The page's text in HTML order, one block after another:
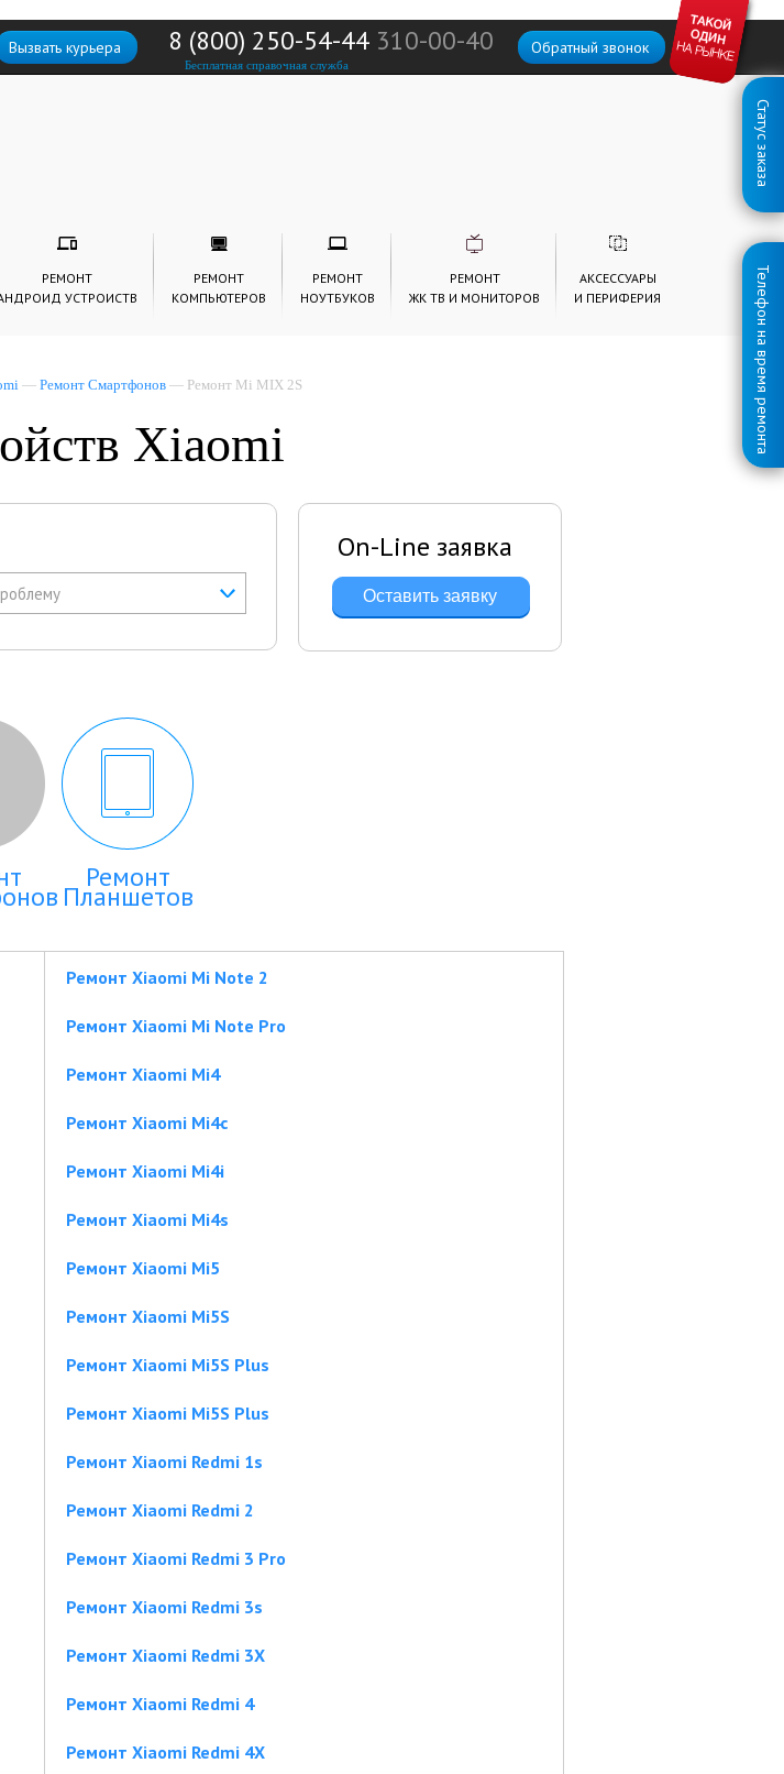
Статус заказа
Телефон на время ремонта
Обратный звонок
8 (800) 250-54-44 310-00-40
Бесплатная справочная служба
Вызвать курьера
РЕМОНТ
УСТРОИСТВ
РЕМОНТ
КОМПЬЮТЕРОВ
РЕМОНТ
НОУТБУКОВ
РЕМОНТ
ЖК ТВ И МОНИТОРОВ
АКСЕССУАРЫ
И ПЕРИФЕРИЯ
— Ремонт Смартфонов — Ремонт Mi MIX 2S
Xiaomi
On-Line заявка
Оставить заявку
Ремонт
Планшетов
Ремонт Xiaomi Mi Note 2
Ремонт Xiaomi Mi Note Pro
Ремонт Xiaomi Mi4
Ремонт Xiaomi Mi4c
Ремонт Xiaomi Mi4i
Ремонт Xiaomi Mi4s
Ремонт Xiaomi Mi5
Ремонт Xiaomi Mi5S
Ремонт Xiaomi Mi5S Plus
Ремонт Xiaomi Mi5S Plus
Ремонт Xiaomi Redmi 1s
Ремонт Xiaomi Redmi 2
Ремонт Xiaomi Redmi 3 Pro
Ремонт Xiaomi Redmi 3s
Ремонт Xiaomi Redmi 3X
Ремонт Xiaomi Redmi 4
Ремонт Xiaomi Redmi 4X